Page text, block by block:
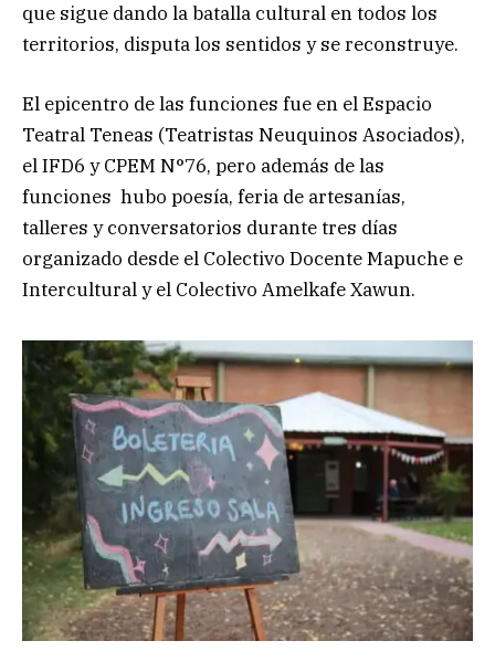
que sigue dando la batalla cultural en todos los
territorios, disputa los sentidos y se reconstruye.
El epicentro de las funciones fue en el Espacio
Teatral Teneas (Teatristas Neuquinos Asociados),
el IFD6 y CPEM N°76, pero además de las
funciones hubo poesía, feria de artesanías,
talleres y conversatorios durante tres días
organizado desde el Colectivo Docente Mapuche e
Intercultural y el Colectivo Amelkafe Xawun.